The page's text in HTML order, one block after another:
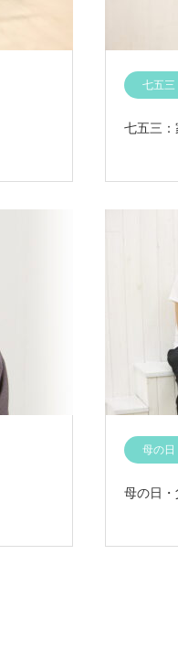
七五三
七五三
母の日
母の日・